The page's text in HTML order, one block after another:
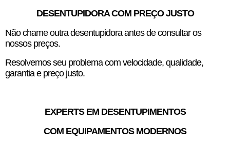
DESENTUPIDORA COM PREÇO JUSTO
Não chame outra desentupidora antes de consultar os
nossos preços.
Resolvemos seu problema com velocidade, qualidade,
garantia e preço justo.
EXPERTS EM DESENTUPIMENTOS
COM EQUIPAMENTOS MODERNOS